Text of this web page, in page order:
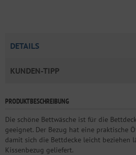
DETAILS
KUNDEN-TIPP
PRODUKTBESCHREIBUNG
Die schöne Bettwäsche ist für die
geeignet. Der Bezug hat eine praktische
damit sich die Bettdecke leicht beziehen
Kissenbezug geliefert.